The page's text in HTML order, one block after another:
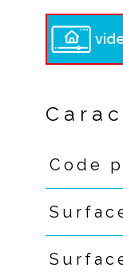
Code